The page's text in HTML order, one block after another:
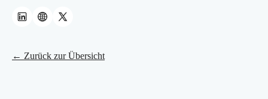
← Zurück zur Übersicht